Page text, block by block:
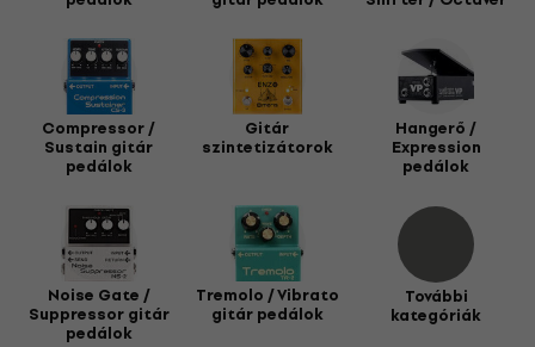
Compressor /
Sustain gitár
pedálok
Gitár
szintetizátorok
Hangerő /
Expression
pedálok
Noise Gate /
Suppressor gitár
pedálok
Tremolo / Vibrato
gitár pedálok
További
kategóriák